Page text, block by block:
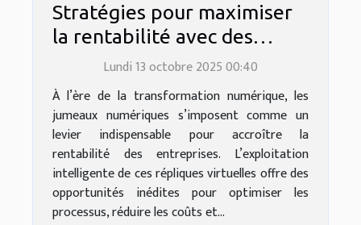
Stratégies pour maximiser
la rentabilité avec des
jumeaux numériques
Lundi 13 octobre 2025 00:40
À l’ère de la transformation numérique, les
jumeaux numériques s’imposent comme un
levier indispensable pour accroître la
rentabilité des entreprises. L’exploitation
intelligente de ces répliques virtuelles offre des
opportunités inédites pour optimiser les
processus, réduire les coûts et...